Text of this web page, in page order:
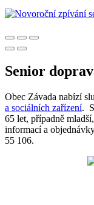
Senior
Obec Závada nabízí
a sociálních zařízení.
65 let, případně
informací a
55 106.